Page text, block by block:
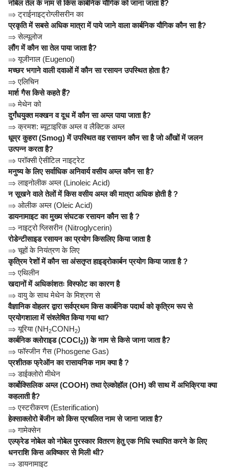
नोबेल तेल के नाम से किस कार्बनिक यौगिक को जाना जाता है?
⇒ ट्राईनाइट्रोग्लीसरीन का
प्रकृति में सबसे अधिक मात्रा में पाये जाने वाला कार्बनिक यौगिक कौन सा है?
⇒सेल्यूलोज
लौंग में कौन सा तेल पाया जाता है?
⇒ यूजीनाल (Eugenol)
मच्छर भगाने वाली दवाओं में कौन सा रसायन उपस्थित होता है?
⇒ एलिचिन
मार्श गैस किसे कहते हैं?
⇒ मेथेन को
दुर्गंधयुक्त मक्खन व दूध में कौन सा अम्ल पाया जाता है?
⇒ क्रमश: ब्यूटाइरिक अम्ल व लैक्टिक अम्ल
धूम्र कुहरा (Smog) में उपस्थित वह रसायन कौन सा है जो आँखों में जलन
उत्पन्न करता है?
⇒परॉक्सी ऐसीटिल नाइट्रेट
मनुष्य के लिए सर्वाधिक अनिवार्य वसीय अम्ल कौन सा है?
⇒ लाइनोलीक अम्ल (Linoleic Acid)
न सूखने वाले तेलों में किस वसीय अम्ल की मात्रा अधिक होती है ?
⇒ ओलीक अम्ल (Oleic Acid)
डायनामाइट का मुख्य संघटक रसायन कौन सा है ?
⇒नाइट्रो ग्लिसरीन (Nitroglycerin)
रोडेन्टीसाइड रसायन का प्रयोग किसलिए किया जाता है
⇒चूहों के नियंत्रण के लिए
कृत्रिम रेशों में कौन सा अंसतृप्त हाइड्रोकार्बन प्रयोग किया जाता है ?
⇒ एथिलीन
खदानों में अधिकांशतः विस्फोट का कारण है
⇒ वायु के साथ मेथेन के मिश्रण से
वैज्ञानिक वोहलर द्वारा सर्वप्रथम किस कार्बनिक पदार्थ को कृत्रिम रूप से
प्रयोगशाला में संश्लेषित किया गया था?
⇒ यूरिया (NH2CONH2)
कार्बनिक क्लोराइड (COCl 2)) के नाम से किसे जाना जाता है?
⇒ फॉस्जीन गैस (Phosgene Gas)
प्रशीतक फ्रेऑन का रासायनिक नाम क्या है ?
⇒ डाईक्लोरो मीथेन
कार्बोक्सिलिक अम्ल (COOH) तथा ऐल्कोहॉल (OH) की साथ में अभिक्रिया क्या
कहलाती है?
⇒ एस्टरीकरण (Esterification)
हेक्साक्लोरो बेंजीन को किस प्रचलित नाम से जाना जाता है?
⇒गामेक्सेन
एल्फ्रेड नोबेल को नोबेल पुरस्कार वितरण हेतु एक निधि स्थापित करने के लिए
धनराशि किस अविष्कार से मिली थी?
⇒डायनामाइट